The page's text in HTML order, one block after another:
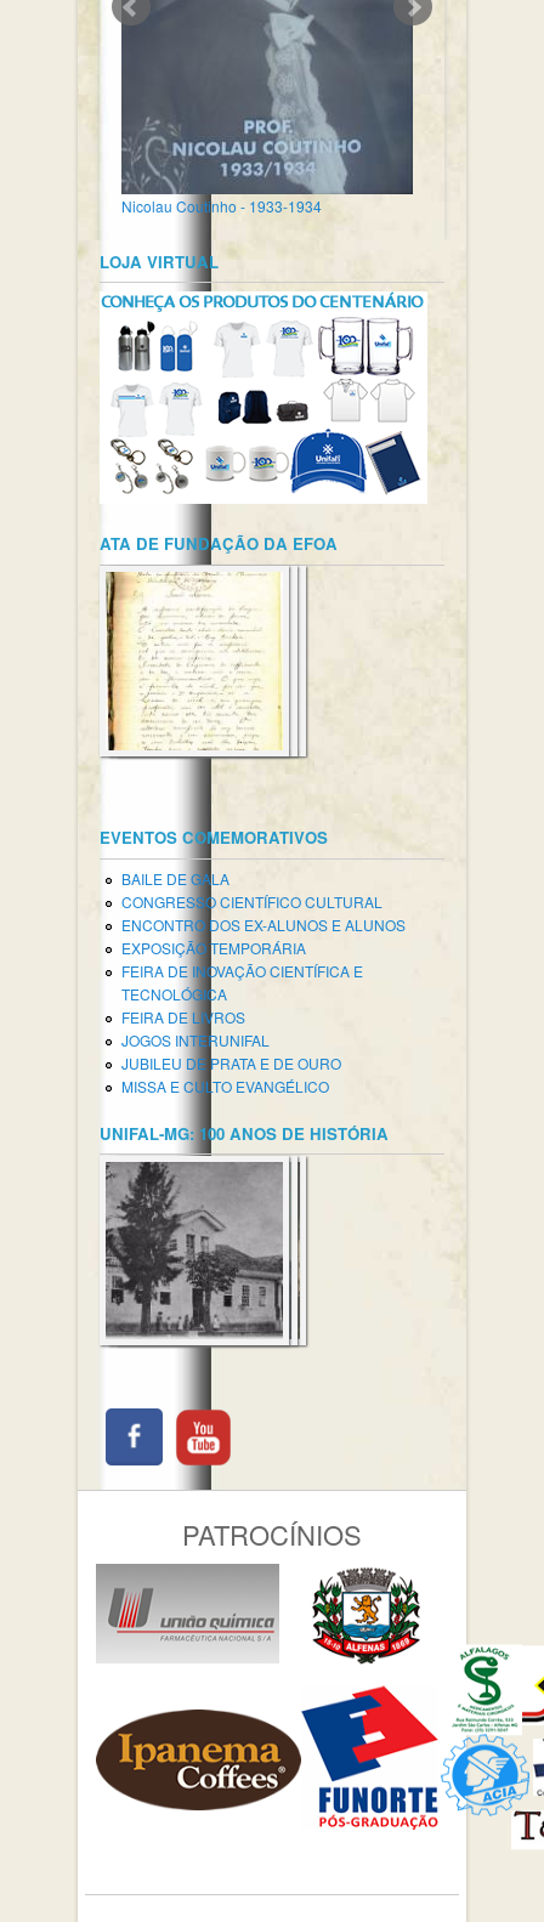
Nicolau Coutinho - 1933-1934
LOJA VIRTUAL
ATA DE FUNDAÇÃO DA EFOA
EVENTOS COMEMORATIVOS
BAILE DE GALA
CONGRESSO CIENTÍFICO CULTURAL
ENCONTRO DOS EX-ALUNOS E ALUNOS
EXPOSIÇÃO TEMPORÁRIA
FEIRA DE INOVAÇÃO CIENTÍFICA E
TECNOLÓGICA
FEIRA DE LIVROS
JOGOS INTERUNIFAL
JUBILEU DE PRATA E DE OURO
MISSA E CULTO EVANGÉLICO
UNIFAL-MG: 100 ANOS DE HISTÓRIA
PATROCÍNIOS